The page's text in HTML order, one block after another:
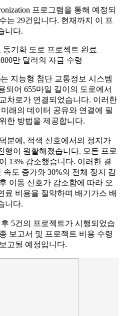
프로그램을 통해 예정되
는 29건입니다. 현재까지 이 프
니다.
동기화 도로 프로젝트 완료
만 달러의 자금 수령
지능형 첨단 교통정보 시스템
되어 655마일 길이의 도로에서
차로가 연결되었습니다. 이러한
래의 데이터 공유와 연결에 필
한 방법을 제공합니다.
분에, 적색 신호에서의 정지가
행이 원활해졌습니다. 모든 프로
13% 감소했습니다. 이러한 결
도 증가와 30%의 전체 정지 감
이동 신호가 감소함에 따라 오
료 비용을 절약하며 배기가스 배
니다.
5건의 프로젝트가 시행되었습
보고서 및 프로젝트 비용 수령
고될 예정입니다.